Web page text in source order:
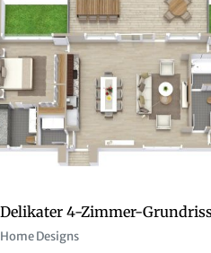
Home Designs